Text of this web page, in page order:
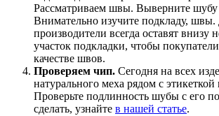
Рассматриваем швы. Выверните шубу
Внимательно изучите подкладу, швы.
производители всегда оставят внизу
участок подкладки, чтобы
качестве швов.
Проверяем чип. Сегодня на всех
натурального меха рядом с
Проверьте подлинность шубы с его
сделать, узнайте в нашей статье.